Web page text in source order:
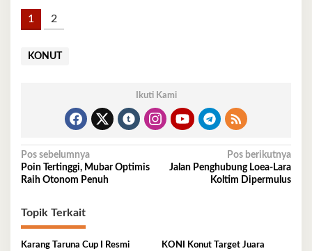
1 2
KONUT
Ikuti Kami
Navigasi
pos
Pos sebelumnya
Poin Tertinggi, Mubar Optimis
Raih Otonom Penuh
Pos berikutnya
Jalan Penghubung Loea-Lara
Koltim Dipermulus
Topik Terkait
Karang Taruna Cup I Resmi
KONI Konut Target Juara